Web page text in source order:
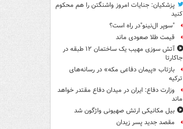
پزشکیان: جنایات امروز واشنگتن را هم محکوم
کنید
"سوپر ال‌نینو"در راه است؟
قیمت طلا صعودی ماند
آتش سوزی مهیب یک ساختمان ۱۲ طبقه در
جاکارتا
بازتاب «پیمان دفاعی مکه» در رسانه‌های
ترکیه
وزارت دفاع: ایران در میدان دفاع مقتدر خواهد
ماند
بیل مکانیکی ارتش صهیونی واژگون شد
مقصد جدید پسر زیدان